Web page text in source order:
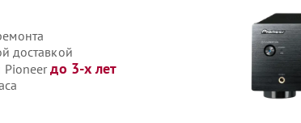
доставкой
Pioneerдо 3-х лет